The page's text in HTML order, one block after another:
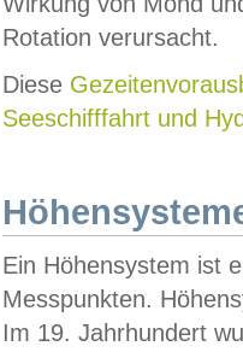
Rotation verursacht.
Diese
Seeschifffahrt und
Ein Höhensystem ist
Messpunkten.
Im 19. Jahrhundert